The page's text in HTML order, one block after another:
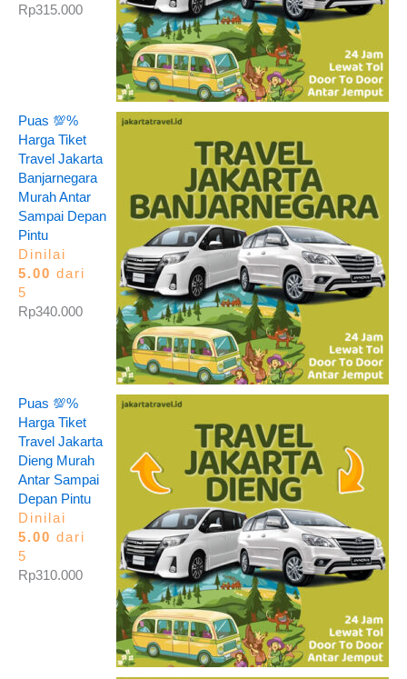
Rp315.000
Puas 💯%
Harga Tiket
Travel Jakarta
Banjarnegara
Murah Antar
Sampai Depan
Pintu
Dinilai
5.00 dari
5
Rp340.000
Puas 💯%
Harga Tiket
Travel Jakarta
Dieng Murah
Antar Sampai
Depan Pintu
Dinilai
5.00 dari
5
Rp310.000